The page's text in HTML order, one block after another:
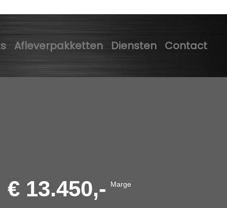
Afleverpakketten Diensten Contact
€ 13.450,- Marge